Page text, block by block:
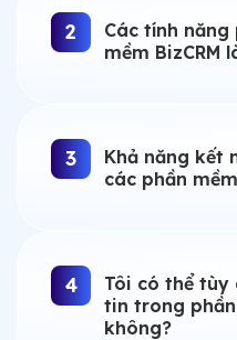
2
Các tính năng
mềm BizCRM
3
Khả năng kết
các phần
4
Tôi có thể tùy
tin trong phần
không?